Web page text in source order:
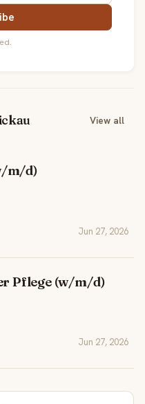
View all
m/d)
Jun 27, 2026
Pflege (w/m/d)
Jun 27, 2026